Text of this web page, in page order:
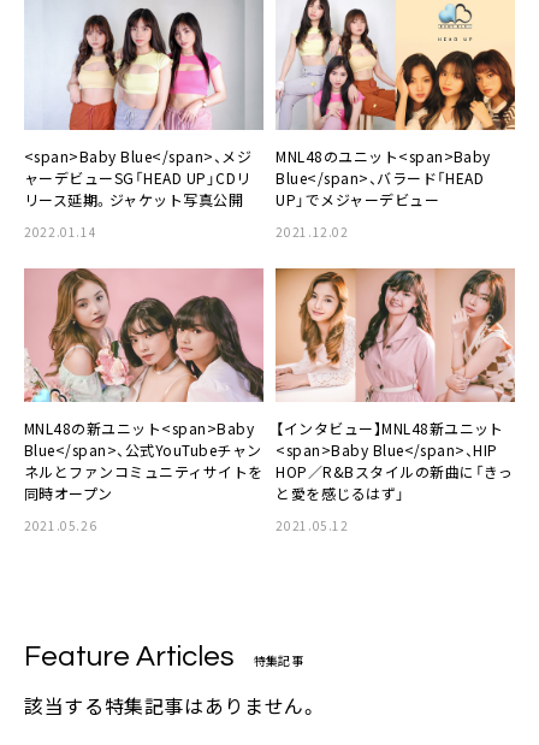
<span>Baby Blue</span>、メジ
ャーデビューSG「HEAD UP」CDリ
リース延期。ジャケット写真公開
2022.01.14
MNL48のユニット<span>Baby
Blue</span>、バラード「HEAD
UP」でメジャーデビュー
2021.12.02
MNL48の新ユニット<span>Baby
Blue</span>、公式YouTubeチャン
ネルとファンコミュニティサイトを
同時オープン
2021.05.26
【インタビュー】MNL48新ユニット
<span>Baby Blue</span>、HIP
HOP／R&Bスタイルの新曲に「きっ
と愛を感じるはず」
2021.05.12
Feature Articles 特集記事
該当する特集記事はありません。